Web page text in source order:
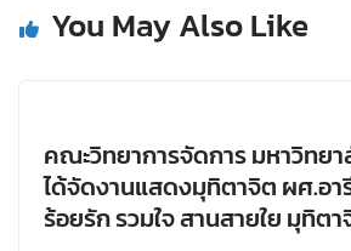
You May Also Like
คณะวิทยาการจัดการ มหาวิทย
ได้จัดงานแสดงมุทิตาจิต ผศ.อ
ร้อยรัก รวมใจ สานสายใย มุทิต